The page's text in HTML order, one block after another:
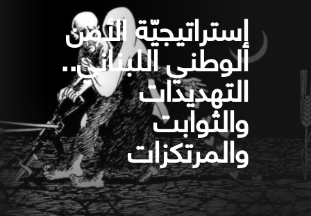
إستراتيجيّة الأمن
الوطني اللبناني..
التهديدات
والثوابت
والمرتكزات